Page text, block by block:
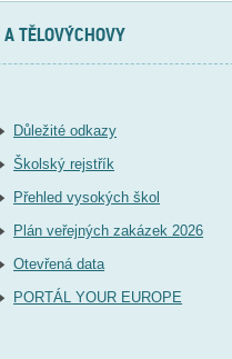
TĚLOVÝCHOVY
Důležité odkazy
Školský rejstřík
Přehled vysokých škol
Plán veřejných zakázek 2026
Otevřená data
PORTÁL YOUR EUROPE